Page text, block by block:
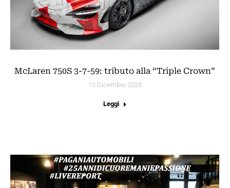
McLaren 750S 3-7-59: tributo alla “Triple Crown”
12 Dicembre 2023
Leggi